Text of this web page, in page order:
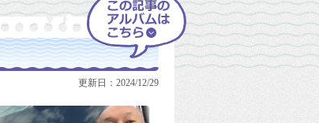
更新日：2024/12/29